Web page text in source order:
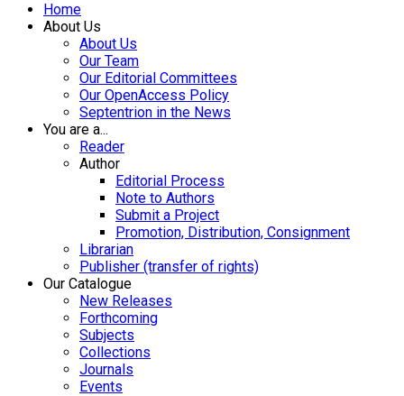
Home
About Us
About Us
Our Team
Our Editorial Committees
Our OpenAccess Policy
Septentrion in the News
You are a...
Reader
Author
Editorial Process
Note to Authors
Submit a Project
Promotion, Distribution, Consignment
Librarian
Publisher (transfer of rights)
Our Catalogue
New Releases
Forthcoming
Subjects
Collections
Journals
Events